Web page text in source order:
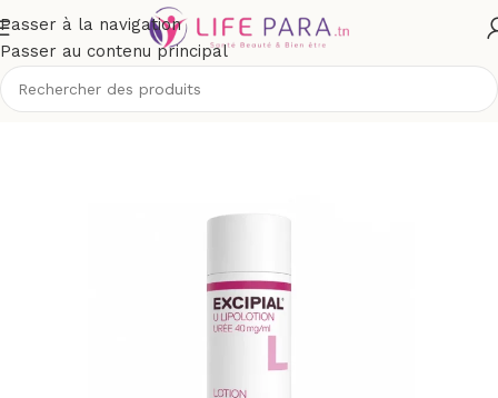
Passer à la navigation
Passer au contenu principal
/Corps/Hydratation et nutrition corps/Soins hydratation